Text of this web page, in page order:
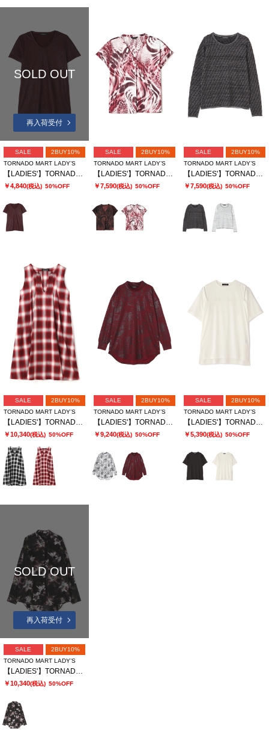
SOLD OUT
再入荷受付
SALE
2BUY10%
TORNADO MART LADY’S
【LADIES'】TORNADO MART ∴フォイルプリーツ半袖カットソー? ?
￥4,840(税込) 50%OFF
SALE
2BUY10%
TORNADO MART LADY’S
【LADIES'】TORNADO MART∴MIXアニマルスキッパーブラウス
￥7,590(税込) 50%OFF
SALE
2BUY10%
TORNADO MART LADY’S
【LADIES'】TORNADO MART∴バイアスタッククルーネックニット
￥7,590(税込) 50%OFF
SALE
2BUY10%
TORNADO MART LADY’S
【LADIES'】TORNADO MART∴オンブレーチェックワンピース
￥10,340(税込) 50%OFF
SALE
2BUY10%
TORNADO MART LADY’S
【LADIES'】TORNADO MART∴カスリフォイルハイネックロングカットソー
￥9,240(税込) 50%OFF
SALE
2BUY10%
TORNADO MART LADY’S
【LADIES'】TORNADO MART∴スリットオーバーカットソー
￥5,390(税込) 50%OFF
SOLD OUT
再入荷受付
SALE
2BUY10%
TORNADO MART LADY’S
￥10,340(税込) 50%OFF